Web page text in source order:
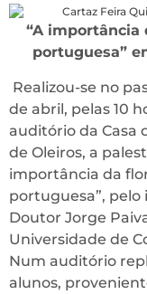
“A importância
portuguesa”
Realizou-se no
de abril, pelas 10
auditório da Casa
de Oleiros, a
importância da
portuguesa”, pelo
Doutor Jorge
Universidade de
Num auditório
alunos,